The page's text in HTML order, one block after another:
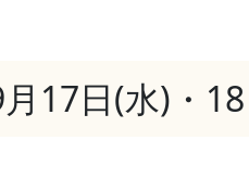
17日(水)・